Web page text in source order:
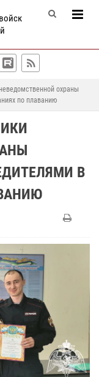
охраны
по плаванию
В